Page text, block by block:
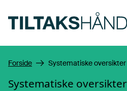
Forside Systematiske oversikter
Systematiske oversikter